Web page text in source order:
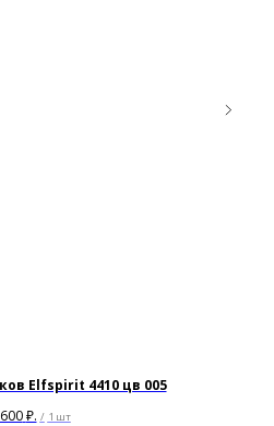
Elfspirit 4410 цв 005
₽. / 1 шт